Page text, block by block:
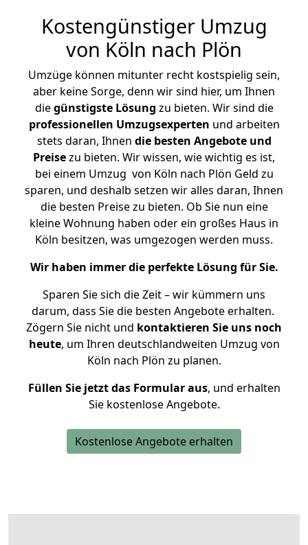
Kostengünstiger Umzug
von Köln nach Plön
Umzüge können mitunter recht kostspielig sein,
aber keine Sorge, denn wir sind hier, um Ihnen
diegünstigste Lösung zu bieten. Wir sind die
professionellen Umzugsexperten und arbeiten
stets daran, Ihnen die besten Angebote und
Preisezu bieten. Wir wissen, wie wichtig es ist,
bei einem Umzug von Köln nach Plön Geld zu
sparen, und deshalb setzen wir alles daran, Ihnen
die besten Preise zu bieten. Ob Sie nun eine
kleine Wohnung haben oder ein großes Haus in
Köln besitzen, was umgezogen werden muss.
Wir haben immer die perfekte Lösung für Sie.
Sparen Sie sich die Zeit – wir kümmern uns
darum, dass Sie die besten Angebote erhalten.
Zögern Sie nicht und kontaktieren Sie uns noch
heute, um Ihren deutschlandweiten Umzug von
Köln nach Plön zu planen.
Füllen Sie jetzt das Formular aus, und erhalten
Sie kostenlose Angebote.
Kostenlose Angebote erhalten